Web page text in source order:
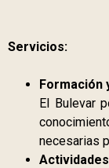
Servicios:
Formación
El Bulevar
necesarias